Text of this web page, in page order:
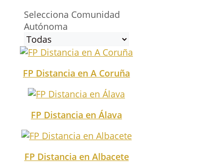
Selecciona Comunidad
Autónoma
FP Distancia en A Coruña
FP Distancia en Álava
FP Distancia en Albacete